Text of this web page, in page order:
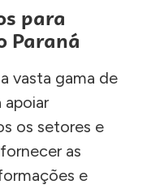
para
Paraná
vasta gama de
os setores e
as
e